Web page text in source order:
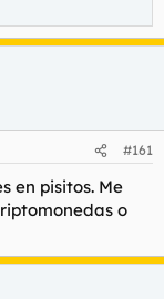
#161
en pisitos. Me
o